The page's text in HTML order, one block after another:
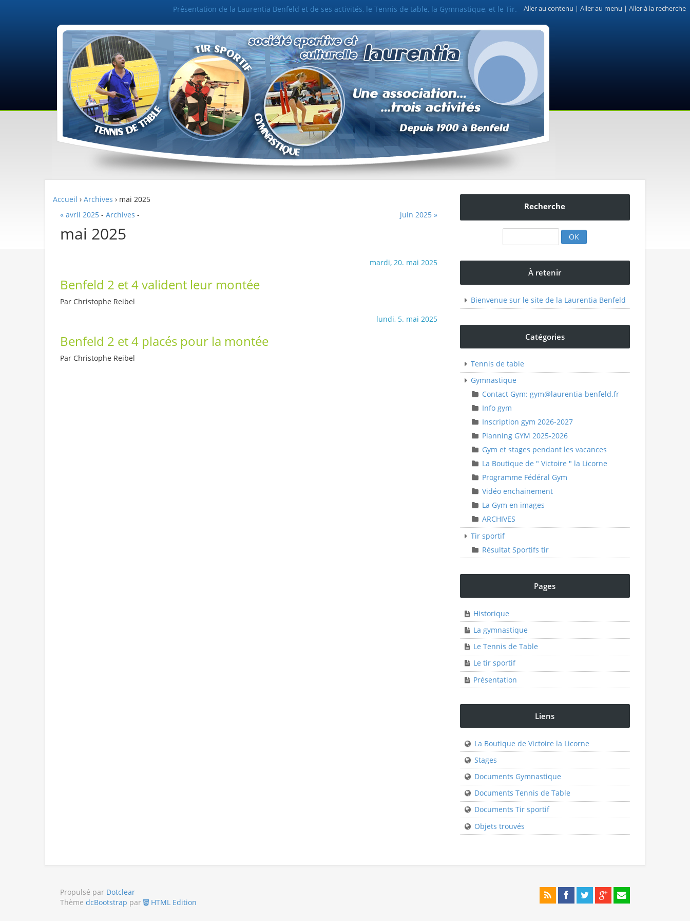
Présentation de la Laurentia Benfeld et de ses activités, le Tennis de table, la Gymnastique, et le Tir. Aller au contenu | Aller au menu | Aller à la recherche
Accueil › Archives › mai 2025
« avril 2025 - Archives - juin 2025 »
mai 2025
mardi, 20. mai 2025
Benfeld 2 et 4 valident leur montée
Par Christophe Reibel
lundi, 5. mai 2025
Benfeld 2 et 4 placés pour la montée
Par Christophe Reibel
Recherche
À retenir
Bienvenue sur le site de la Laurentia Benfeld
Catégories
Tennis de table
Gymnastique
Contact Gym: gym@laurentia-benfeld.fr
Info gym
Inscription gym 2026-2027
Planning GYM 2025-2026
Gym et stages pendant les vacances
La Boutique de " Victoire " la Licorne
Programme Fédéral Gym
Vidéo enchainement
La Gym en images
ARCHIVES
Tir sportif
Résultat Sportifs tir
Pages
Historique
La gymnastique
Le Tennis de Table
Le tir sportif
Présentation
Liens
La Boutique de Victoire la Licorne
Stages
Documents Gymnastique
Documents Tennis de Table
Documents Tir sportif
Objets trouvés
Propulsé par Dotclear
Thème dcBootstrap par HTML Edition